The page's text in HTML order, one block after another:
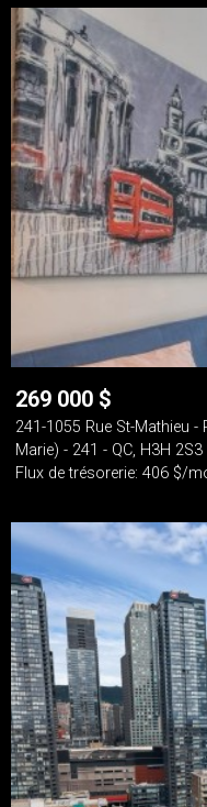
269 000 $
241-1055 Rue St-Mathieu -
Marie) - 241 - QC, H3H 2S3
Flux de trésorerie: 406 $/